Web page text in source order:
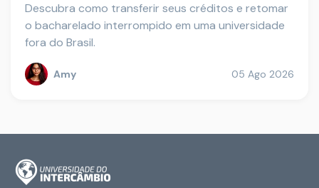
Descubra como transferir seus créditos e retomar
o bacharelado interrompido em uma universidade
fora do Brasil.
Amy 05 Ago 2026